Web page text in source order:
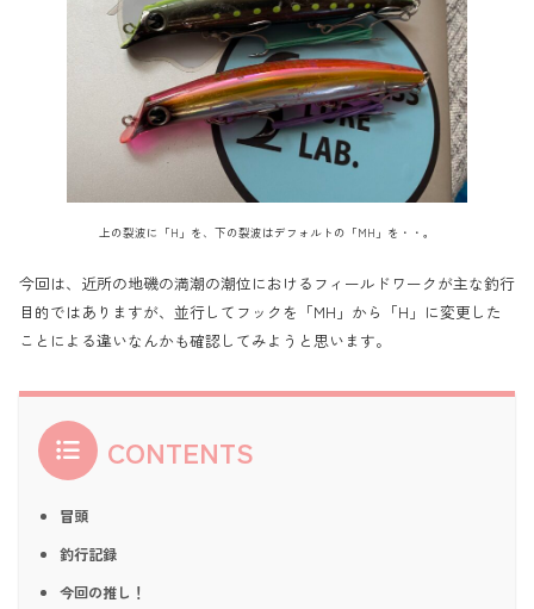
上の裂波に「H」を、下の裂波はデフォルトの「MH」を・・。
今回は、近所の地磯の満潮の潮位におけるフィールドワークが主な釣行
目的ではありますが、並行してフックを「MH」から「H」に変更した
ことによる違いなんかも確認してみようと思います。
CONTENTS
冒頭
釣行記録
今回の推し！